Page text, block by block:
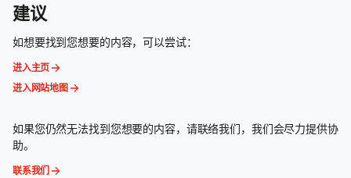
建议
如想要找到您想要的内容，可以尝试：
进入主页
进入网站地图
如果您仍然无法找到您想要的内容，请联络我们，我们会尽力提供协
助。
联系我们